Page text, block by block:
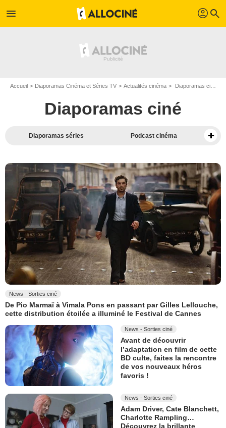
menu profil search
Accueil Diaporamas Cinéma et Séries TV Actualités cinéma Diaporamas cinéma
Diaporamas ciné
Diaporamas séries Podcast cinéma
News - Sorties ciné
De Pio Marmaï à Vimala Pons en passant par Gilles Lellouche,
cette distribution étoilée a illuminé le Festival de Cannes
News - Sorties ciné
Avant de découvrir
l’adaptation en film de cette
BD culte, faites la rencontre
de vos nouveaux héros
favoris !
News - Sorties ciné
Adam Driver, Cate Blanchett,
Charlotte Rampling…
Découvrez la brillante